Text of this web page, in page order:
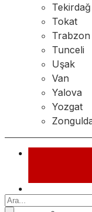
Tekirdağ
Tokat
Trabzon
Tunceli
Uşak
Van
Yalova
Yozgat